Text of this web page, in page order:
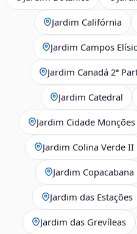
Jardim Califórnia
Jardim Campos
Jardim Canadá 2ª
Jardim Catedral
Jardim Cidade Monções
Jardim Colina Verde II
Jardim Copacabana
Jardim das Estações
Jardim das Grevíleas